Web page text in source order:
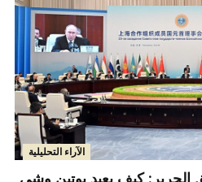
الآراء التحليلية